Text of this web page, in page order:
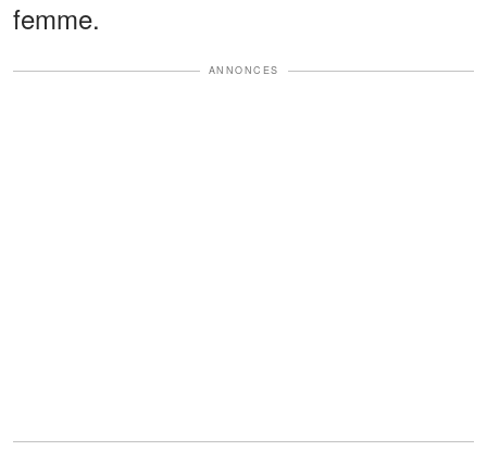
femme.
ANNONCES